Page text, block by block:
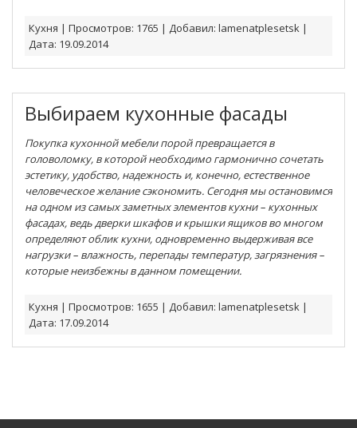
Кухня | Просмотров: 1765 | Добавил: lamenatplesetsk |
Дата: 19.09.2014
Выбираем кухонные фасады
Покупка кухонной мебели порой превращается в
головоломку, в которой необходимо гармонично сочетать
эстетику, удобство, надежность и, конечно, естественное
человеческое желание сэкономить. Сегодня мы остановимся
на одном из самых заметных элементов кухни – кухонных
фасадах, ведь дверки шкафов и крышки ящиков во многом
определяют облик кухни, одновременно выдерживая все
нагрузки – влажность, перепады температур, загрязнения –
которые неизбежны в данном помещении.
Кухня | Просмотров: 1655 | Добавил: lamenatplesetsk |
Дата: 17.09.2014